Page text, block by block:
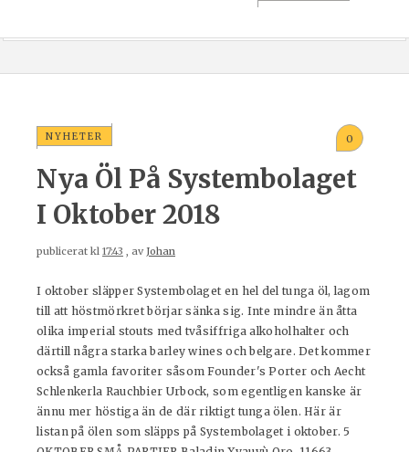
NYHETER 0
Nya Öl På Systembolaget
I Oktober 2018
publicerat kl 17:43 , avJohan
I oktober släpper Systembolaget en hel del tunga öl, lagom
till att höstmörkret börjar sänka sig. Inte mindre än åtta
olika imperial stouts med tvåsiffriga alkoholhalter och
därtill några starka barley wines och belgare. Det kommer
också gamla favoriter såsom Founder's Porter och Aecht
Schlenkerla Rauchbier Urbock, som egentligen kanske är
ännu mer höstiga än de där riktigt tunga ölen. Här är
listan på ölen som släpps på Systembolaget i oktober. 5